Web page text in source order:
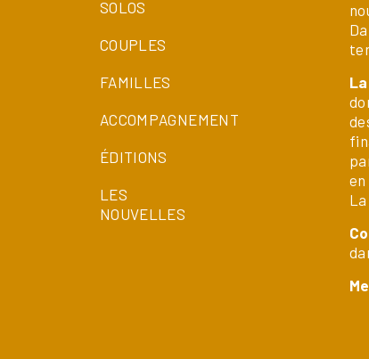
SOLOS
COUPLES
FAMILLES
ACCOMPAGNEMENT
ÉDITIONS
LES
NOUVELLES